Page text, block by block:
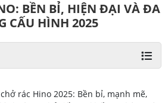
BỀN BỈ, HIỆN ĐẠI VÀ ĐA
CẤU HÌNH 2025
rác Hino 2025: Bền bỉ, mạnh mẽ,